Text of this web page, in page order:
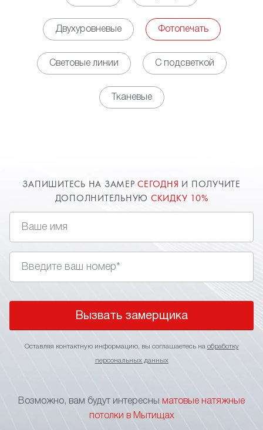
Двухуровневые Фотопечать
Световые линии С подсветкой
Тканевые
ЗАПИШИТЕСЬ НА ЗАМЕРСЕГОДНЯ И ПОЛУЧИТЕ
ДОПОЛНИТЕЛЬНУЮ СКИДКУ 10%
Вызвать замерщика
Оставляя контактную информацию, вы соглашаетесь на обработку
персональных данных
Возможно, вам будут интересны
матовые натяжные
потолки в Мытищах